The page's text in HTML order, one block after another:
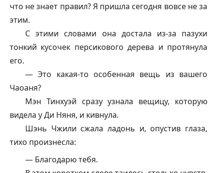
что не знает правил? Я пришла сегодня вовсе не за
этим.
С этими словами она достала из-за пазухи
тонкий кусочек персикового дерева и протянула
его.
— Это какая-то особенная вещь из вашего
Чаоаня?
Мэн Тинхуэй сразу узнала вещицу, которую
видела у Ди Няня, и кивнула.
Шэнь Чжили сжала ладонь и, опустив глаза,
тихо произнесла:
— Благодарю тебя.